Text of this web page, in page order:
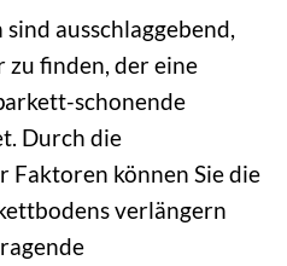
ausschlaggebend,
finden, der eine
schonende
Durch die
Faktoren können Sie die
verlängern